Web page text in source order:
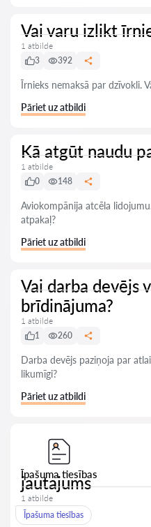
Vai varu izlikt
1 atbilde
3
392
Īrnieks nemaksā par dzīvokli.
Pāriet uz atbildi
Kā atgūt naudu
1 atbilde
0
148
Aviokompānija atcēla
atpakaļ?
Pāriet uz atbildi
Vai darba devējs
brīdinājuma?
1 atbilde
1
260
Darba devējs paziņoja par
likumīgi?
Pāriet uz atbildi
Īpašuma tiesības
jautajums
1 atbilde
Īpašuma tiesības